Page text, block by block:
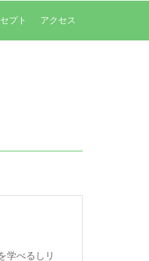
プト アクセス
学べるしリ